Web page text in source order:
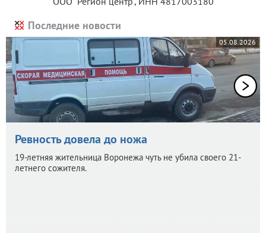
Последние новости
05.08.2026
Ревность довела до ножа
19-летняя жительница Воронежа чуть не убила своего 21-
летнего сожителя.